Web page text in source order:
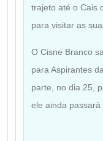
trajeto até o Cais
para visitar as
O Cisne Branco
para Aspirantes
parte, no dia 25,
ele ainda passará